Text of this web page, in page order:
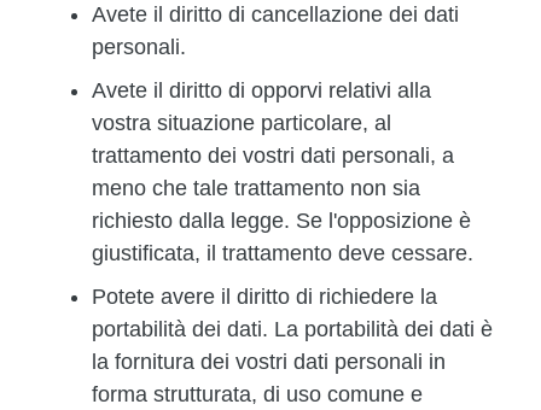
Avete il diritto di cancellazione dei dati
personali.
Avete il diritto di opporvi relativi alla
vostra situazione particolare, al
trattamento dei vostri dati personali, a
meno che tale trattamento non sia
richiesto dalla legge. Se l'opposizione è
giustificata, il trattamento deve cessare.
Potete avere il diritto di richiedere la
portabilità dei dati. La portabilità dei dati è
la fornitura dei vostri dati personali in
forma strutturata, di uso comune e